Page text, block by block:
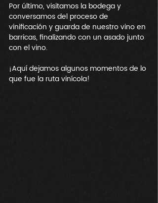
Por último, visitamos la bodega y
conversamos del proceso de
vinificación y guarda de nuestro vino en
barricas, finalizando con un asado junto
con el vino.
¡Aquí dejamos algunos momentos de lo
que fue la ruta vinícola!